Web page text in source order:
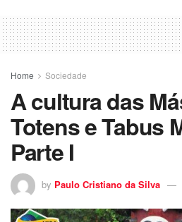
Home Sociedade
A cultura das
Totens e Tabus
Parte I
by Paulo Cristiano da Silva